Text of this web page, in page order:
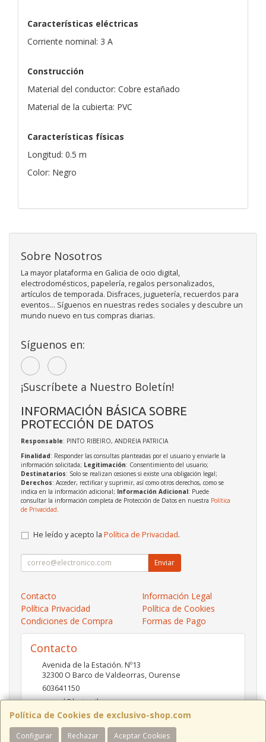
Características eléctricas
Corriente nominal: 3 A
Construcción
Material del conductor: Cobre estañado
Material de la cubierta: PVC
Características físicas
Longitud: 0.5 m
Color: Negro
Política de Cookies de exclusivo-shop.com
Configurar Rechazar Aceptar Cookies
Sobre Nosotros
La mayor plataforma en Galicia de ocio digital,
electrodomésticos, papelería, regalos personalizados,
artículos de temporada. Disfraces, juguetería, recuerdos para
eventos... Síguenos en nuestras redes sociales y descubre un
mundo nuevo en tus compras diarias.
Síguenos en:
¡Suscríbete a Nuestro Boletín!
INFORMACIÓN BÁSICA SOBRE
PROTECCIÓN DE DATOS
Responsable: PINTO RIBEIRO, ANDREIA PATRICIA
Finalidad: Responder las consultas planteadas por el usuario y enviarle la
información solicitada; Legitimación: Consentimiento del usuario;
Destinatarios: Solo se realizan cesiones si existe una obligación legal;
Derechos: Acceder, rectificar y suprimir, así como otros derechos, como se
indica en la información adicional; Información Adicional: Puede
consultar la información completa de Protección de Datos en nuestra Política
de Privacidad
He leído y acepto la Política de Privacidad.
Enviar
Contacto
Información Legal
Política Privacidad
Política de Cookies
Condiciones de Compra
Formas de Pago
Contacto
Avenida de la Estación. Nº13
32300 O Barco de Valdeorras, Ourense
603641150
pc-red@hotmail.es